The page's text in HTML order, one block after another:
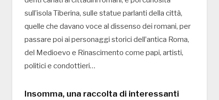
sull’isola Tiberina, sulle statue parlanti della città,
quelle che davano voce al dissenso dei romani, per
passare poi ai personaggi storici dell’antica Roma,
del Medioevo e Rinascimento come papi, artisti,
politici e condottieri…
Insomma, una raccolta di interessanti